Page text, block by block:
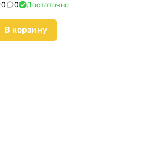
0 0 Достаточно
В корзину